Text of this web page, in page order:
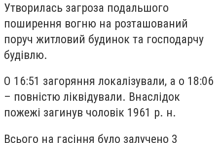
Утворилась загроза подальшого
поширення вогню на розташований
поруч житловий будинок та господарчу
будівлю.
О 16:51 загоряння локалізували, а о 18:06
– повністю ліквідували. Внаслідок
пожежі загинув чоловік 1961 р. н.
Всього на гасіння було залучено 3